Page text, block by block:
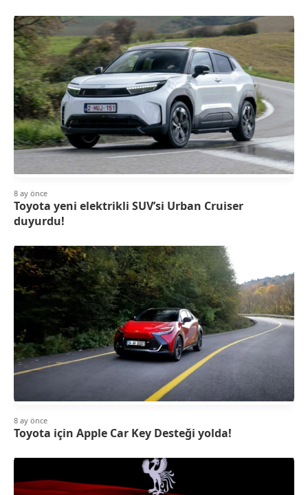
8 ay önce
Toyota yeni elektrikli SUV’si Urban Cruiser
duyurdu!
8 ay önce
Toyota için Apple Car Key Desteği yolda!